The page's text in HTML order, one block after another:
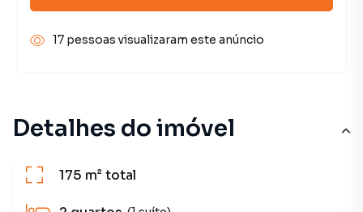
Detalhes do imóvel
175 m²total
17 pessoas visualizaram este anúncio